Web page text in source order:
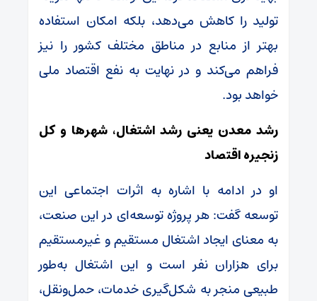
تولید را کاهش می‌دهد، بلکه امکان استفاده
بهتر از منابع در مناطق مختلف کشور را نیز
فراهم می‌کند و در نهایت به نفع اقتصاد ملی
خواهد بود.
رشد معدن یعنی رشد اشتغال، شهرها و کل
زنجیره اقتصاد
او در ادامه با اشاره به اثرات اجتماعی این
توسعه گفت: هر پروژه توسعه‌ای در این صنعت،
به معنای ایجاد اشتغال مستقیم و غیرمستقیم
برای هزاران نفر است و این اشتغال به‌طور
طبیعی منجر به شکل‌گیری خدمات، حمل‌ونقل،